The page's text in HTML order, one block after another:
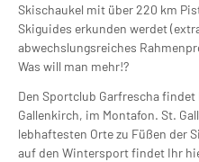
Skischaukel mit über 220 km
Skiguides erkunden werdet
abwechslungsreiches
Was will man mehr!?
Den Sportclub Garfrescha
Gallenkirch, im Montafon. St.
lebhaftesten Orte zu Füßen der
auf den Wintersport findet Ihr